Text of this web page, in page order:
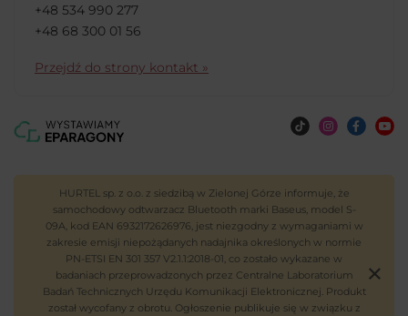
+48 534 990 277
+48 68 300 01 56
Przejdź do strony kontakt »
HURTEL sp. z o.o. z siedzibą w Zielonej Górze informuje, że
samochodowy odtwarzacz Bluetooth marki Baseus, model S-
09A, kod EAN 6932172626976, jest niezgodny z wymaganiami w
zakresie emisji niepożądanych nadajnika określonych w normie
PN-ETSI EN 301 357 V2.1.1:2018-01, co zostało wykazane w
badaniach przeprowadzonych przez Centralne Laboratorium
Badań Technicznych Urzędu Komunikacji Elektronicznej. Produkt
został wycofany z obrotu. Ogłoszenie publikuje się w związku z